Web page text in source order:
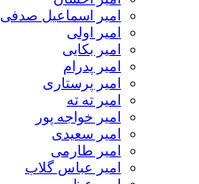
امیر اسماعیل صدفی
امیر اولی
امیر بکایی
امیر پدرام
امیر پرستاری
امیر ته ته
امیر خواجه پور
امیر سعیدی
امیر طارمی
امیر عباس گلاب